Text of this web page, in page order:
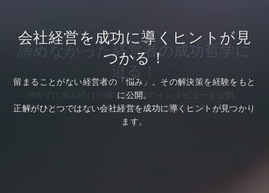
会社経営を成功に導くヒントが見
つかる！
留まることがない経営者の「悩み」。その解決策を経験をもと
に公開。
正解がひとつではない会社経営を成功に導くヒントが見つかり
ます。
諦めなかった経営者の成功哲学に
迫る！
諦めずに歩み続けた成功経営者のインタビューを公開。
企業経営を成功させるための「成功哲学」が学べます。
会社経営を成功に導くヒントが見
つかる！
留まることがない経営者の「悩み」。その解決策を経験をもと
に公開。
正解がひとつではない会社経営を成功に導くヒントが見つかり
ます。